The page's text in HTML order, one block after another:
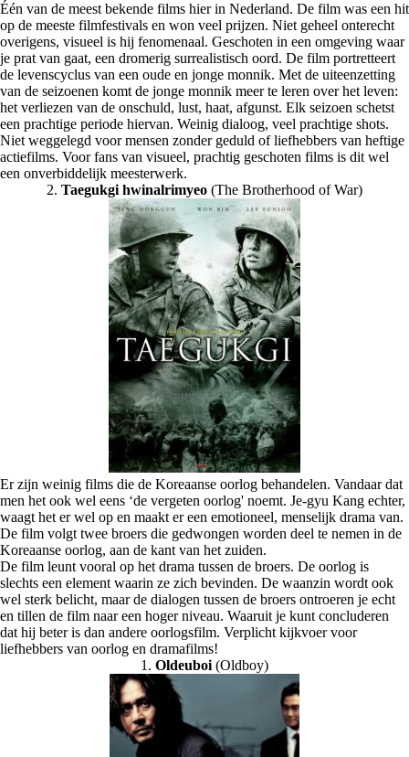
Één van de meest bekende films hier in Nederland. De film was een hit
op de meeste filmfestivals en won veel prijzen. Niet geheel onterecht
overigens, visueel is hij fenomenaal. Geschoten in een omgeving waar
je prat van gaat, een dromerig surrealistisch oord. De film portretteert
de levenscyclus van een oude en jonge monnik. Met de uiteenzetting
van de seizoenen komt de jonge monnik meer te leren over het leven:
het verliezen van de onschuld, lust, haat, afgunst. Elk seizoen schetst
een prachtige periode hiervan. Weinig dialoog, veel prachtige shots.
Niet weggelegd voor mensen zonder geduld of liefhebbers van heftige
actiefilms. Voor fans van visueel, prachtig geschoten films is dit wel
een onverbiddelijk meesterwerk.
2. Taegukgi hwinalrimyeo (The Brotherhood of War)
Er zijn weinig films die de Koreaanse oorlog behandelen. Vandaar dat
men het ook wel eens ‘de vergeten oorlog' noemt. Je-gyu Kang echter,
waagt het er wel op en maakt er een emotioneel, menselijk drama van.
De film volgt twee broers die gedwongen worden deel te nemen in de
Koreaanse oorlog, aan de kant van het zuiden.
De film leunt vooral op het drama tussen de broers. De oorlog is
slechts een element waarin ze zich bevinden. De waanzin wordt ook
wel sterk belicht, maar de dialogen tussen de broers ontroeren je echt
en tillen de film naar een hoger niveau. Waaruit je kunt concluderen
dat hij beter is dan andere oorlogsfilm. Verplicht kijkvoer voor
liefhebbers van oorlog en dramafilms!
1. Oldeuboi (Oldboy)